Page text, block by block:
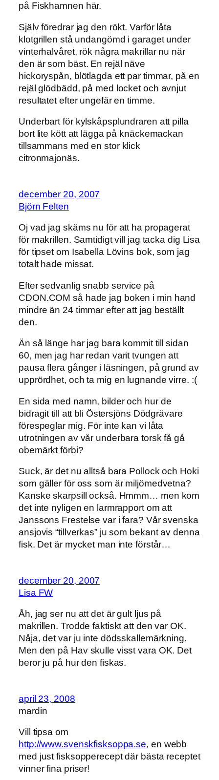
på Fiskhamnen här.
Själv föredrar jag den rökt. Varför låta
klotgrillen stå undangömd i garaget under
vinterhalvåret, rök några makrillar nu när
den är som bäst. En rejäl näve
hickoryspån, blötlagda ett par timmar, på en
rejäl glödbädd, på med locket och avnjut
resultatet efter ungefär en timme.
Underbart för kylskåpsplundraren att pilla
bort lite kött att lägga på knäckemackan
tillsammans med en stor klick
citronmajonäs.
december 20, 2007
Björn Felten
Oj vad jag skäms nu för att ha propagerat
för makrillen. Samtidigt vill jag tacka dig Lisa
för tipset om Isabella Lövins bok, som jag
totalt hade missat.
Efter sedvanlig snabb service på
CDON.COM så hade jag boken i min hand
mindre än 24 timmar efter att jag beställt
den.
Än så länge har jag bara kommit till sidan
60, men jag har redan varit tvungen att
pausa flera gånger i läsningen, på grund av
upprördhet, och ta mig en lugnande virre. :(
En sida med namn, bilder och hur de
bidragit till att bli Östersjöns Dödgrävare
förespeglar mig. För inte kan vi låta
utrotningen av vår underbara torsk få gå
obemärkt förbi?
Suck, är det nu alltså bara Pollock och Hoki
som gäller för oss som är miljömedvetna?
Kanske skarpsill också. Hmmm… men kom
det inte nyligen en larmrapport om att
Janssons Frestelse var i fara? Vår svenska
ansjovis “tillverkas” ju som bekant av denna
fisk. Det är mycket man inte förstår…
december 20, 2007
Lisa FW
Åh, jag ser nu att det är gult ljus på
makrillen. Trodde faktiskt att den var OK.
Nåja, det var ju inte dödsskallemärkning.
Men den på Hav skulle visst vara OK. Det
beror ju på hur den fiskas.
april 23, 2008
mardin
Vill tipsa om
http://www.svenskfisksoppa.se, en webb
med just fisksopperecept där bästa receptet
vinner fina priser!